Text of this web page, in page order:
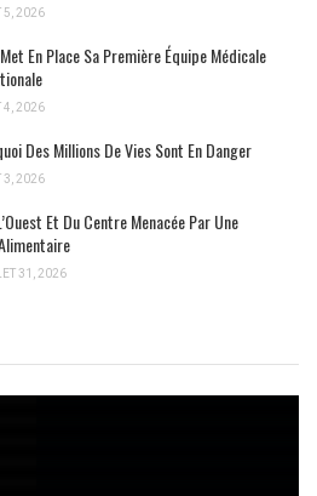
5, 2026
En Place Sa Première Équipe Médicale
4, 2026
Des Millions De Vies Sont En Danger
3, 2026
Et Du Centre Menacée Par Une
31, 2026